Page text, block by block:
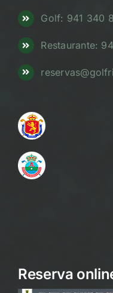
Golf: 941 340
Restaurante:
Reserva